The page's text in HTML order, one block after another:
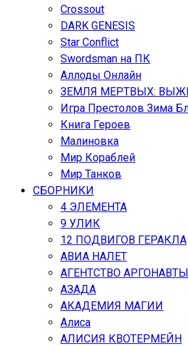
Crossout
DARK GENESIS
Star Conflict
Swordsman на ПК
Аллоды Онлайн
ЗЕМЛЯ МЕРТВЫХ:
Игра Престолов Зима
Книга Героев
Малиновка
Мир Кораблей
Мир Танков
СБОРНИКИ
4 ЭЛЕМЕНТА
9 УЛИК
12 ПОДВИГОВ ГЕРАКЛА
АВИА НАЛЕТ
АГЕНТСТВО АРГОНАВТЫ
АЗАДА
АКАДЕМИЯ МАГИИ
Алиса
АЛИСИЯ КВОТЕРМЕЙН